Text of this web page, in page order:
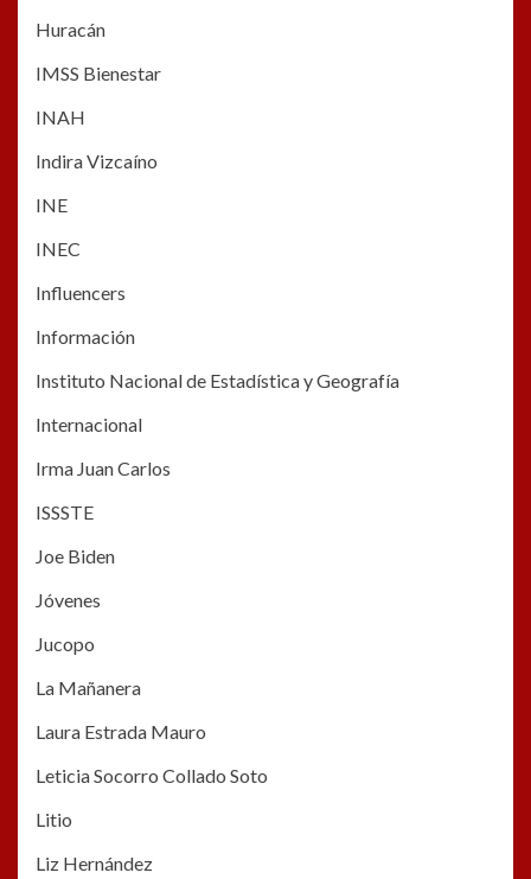
Huracán
IMSS Bienestar
INAH
Indira Vizcaíno
INE
INEC
Influencers
Información
Instituto Nacional de Estadística y Geografía
Internacional
Irma Juan Carlos
ISSSTE
Joe Biden
Jóvenes
Jucopo
La Mañanera
Laura Estrada Mauro
Leticia Socorro Collado Soto
Litio
Liz Hernández